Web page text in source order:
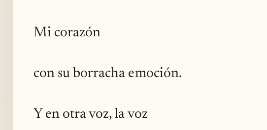
Mi corazón
con su borracha emoción.
Y en otra voz, la voz